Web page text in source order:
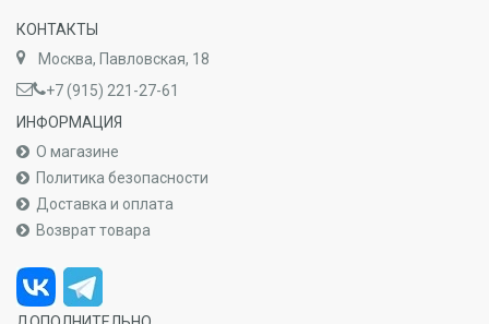
КОНТАКТЫ
Москва, Павловская, 18
+7 (915) 221-27-61
ИНФОРМАЦИЯ
О магазине
Политика безопасности
Доставка и оплата
Возврат товара